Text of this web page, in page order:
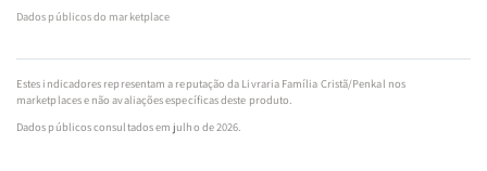
Dados públicos do marketplace
Estes indicadores representam a reputação da Livraria Família Cristã/Penkal nos
marketplaces e não avaliações específicas deste produto.
Dados públicos consultados em julho de 2026.